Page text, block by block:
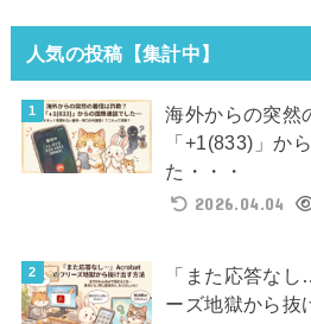
人気の投稿【集計中】
海外からの突然
「+1(833)」か
た・・・
2026.04.04
「また応答な
ーズ地獄から抜